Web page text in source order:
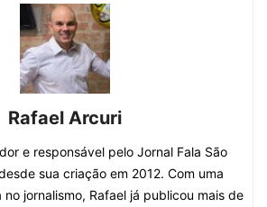
Rafael Arcuri
e responsável pelo Jornal Fala São
sua criação em 2012. Com uma
jornalismo, Rafael já publicou mais de